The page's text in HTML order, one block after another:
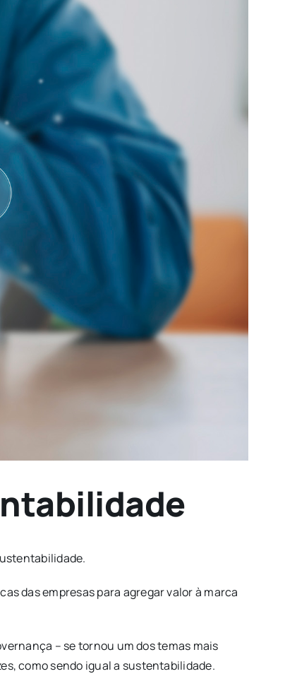
das empresas para agregar valor à marca
– se tornou um dos temas mais
como sendo igual a sustentabilidade.